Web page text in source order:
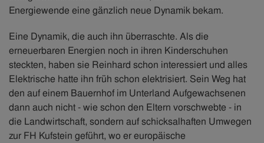
Energiewende eine gänzlich neue Dynamik bekam.
Eine Dynamik, die auch ihn überraschte. Als die
erneuerbaren Energien noch in ihren Kinderschuhen
steckten, haben sie Reinhard schon interessiert und alles
Elektrische hatte ihn früh schon elektrisiert. Sein Weg hat
den auf einem Bauernhof im Unterland Aufgewachsenen
dann auch nicht - wie schon den Eltern vorschwebte - in
die Landwirtschaft, sondern auf schicksalhaften Umwegen
zur FH Kufstein geführt, wo er europäische